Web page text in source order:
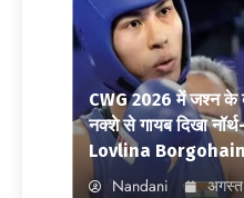
CWG 2026 में जश्न के
नक्शे से गायब दिखा
Lovlina
Nandani